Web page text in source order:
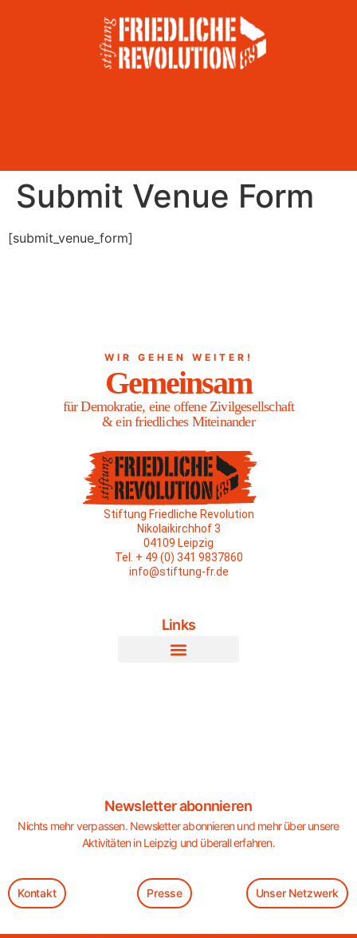
Submit Venue Form
[submit_venue_form]
WIR GEHEN WEITER!
Gemeinsam
für Demokratie, eine offene Zivilgesellschaft
& ein friedliches Miteinander
Stiftung Friedliche Revolution
Nikolaikirchhof 3
04109 Leipzig
Tel. + 49 (0) 341 9837860
info@stiftung-fr.de
Links
Newsletter abonnieren
Nichts mehr verpassen. Newsletter abonnieren und mehr über unsere
Aktivitäten in Leipzig und überall erfahren.
Kontakt Presse Unser Netzwerk